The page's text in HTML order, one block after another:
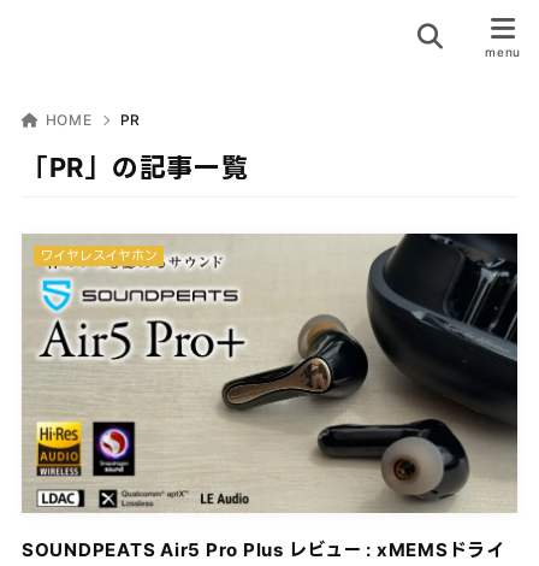
HOME PR
「PR」の記事一覧
SOUNDPEATS Air5 Pro Plus レビュー : xMEMSドライ
ワイヤレスイヤホン